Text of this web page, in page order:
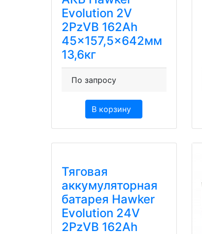
Evolution 2V
2PzVB 162Ah
45×157,5×642мм
13,6кг
По запросу
В корзину
Тяговая
аккумуляторная
батарея Hawker
Evolution 24V
2PzVВ 162Ah